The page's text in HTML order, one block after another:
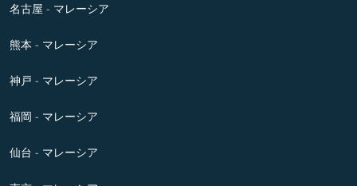
名古屋 - マレーシア
熊本 - マレーシア
神戸 - マレーシア
福岡 - マレーシア
仙台 - マレーシア